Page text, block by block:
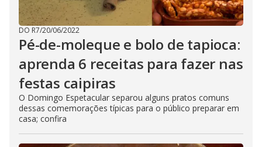
DO R7/20/06/2022
Pé-de-moleque e bolo de tapioca:
aprenda 6 receitas para fazer nas
festas caipiras
O Domingo Espetacular separou alguns pratos comuns
dessas comemorações típicas para o público preparar em
casa; confira